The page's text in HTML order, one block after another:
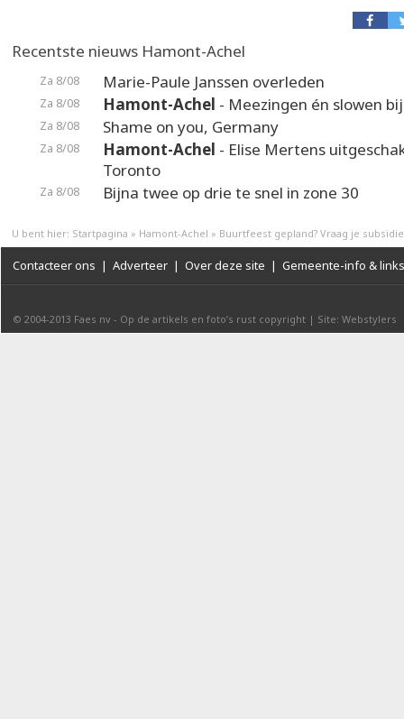
Recentste nieuws Hamont-Achel
Za 8/08 Marie-Paule Janssen overleden
Za 8/08 Hamont-Achel - Meezingen én slowen
Za 8/08 Shame on you, Germany
Za 8/08 Hamont-Achel - Elise Mertens
Toronto
Za 8/08 Bijna twee op drie te snel in zone 30
U bent hier: Startpagina » Hamont-Achel » Buurtfeest gepland? Vraag je
Contacteer ons | Adverteer | Over deze site | Gemeente-info & links
© 2004-2013 Faes nv - Op de artikels en foto’s rust copyright | Site: Webstylers